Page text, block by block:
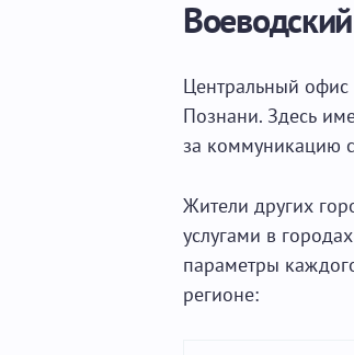
Центральный офис
Познани. Здесь
за коммуникацию
Жители других
услугами в
параметры
регионе: